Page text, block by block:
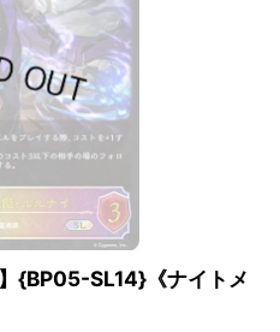
{BP05-SL14}《ナイトメ